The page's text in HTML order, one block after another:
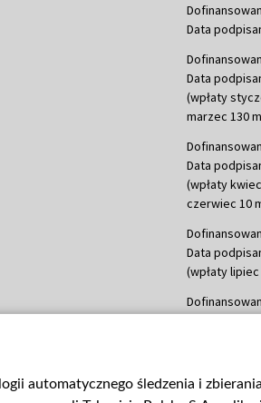
Data
Data
(wpłaty
marzec 130
Data
(wpłaty
czerwiec 10
Data
(wpłaty
Data
automatycznego śledzenia i